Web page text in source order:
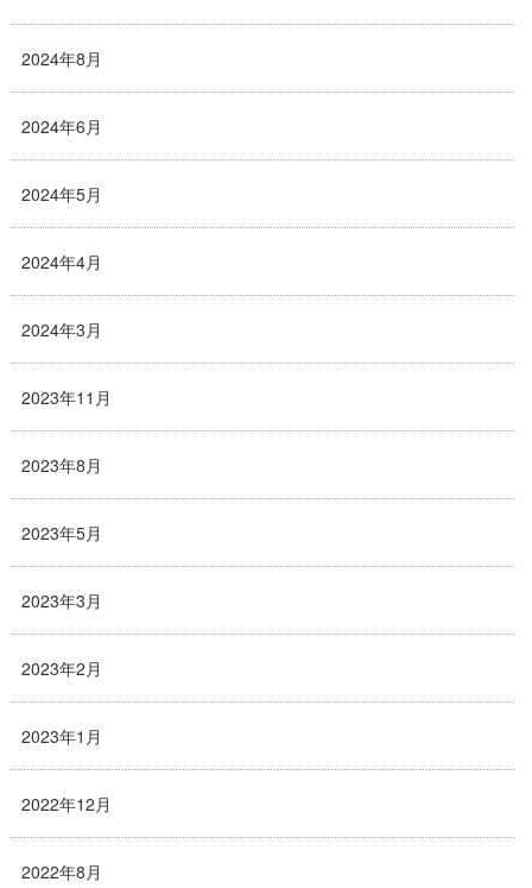
2024年8月
2024年6月
2024年5月
2024年4月
2024年3月
2023年11月
2023年8月
2023年5月
2023年3月
2023年2月
2023年1月
2022年12月
2022年8月